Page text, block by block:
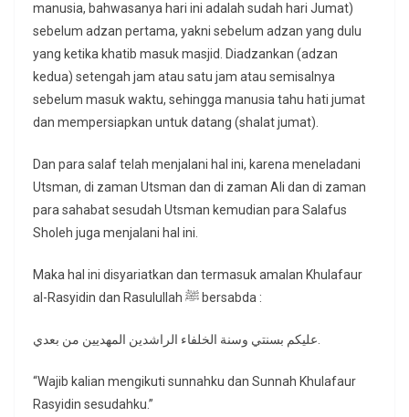
manusia, bahwasanya hari ini adalah sudah hari Jumat)
sebelum adzan pertama, yakni sebelum adzan yang dulu
yang ketika khatib masuk masjid. Diadzankan (adzan
kedua) setengah jam atau satu jam atau semisalnya
sebelum masuk waktu, sehingga manusia tahu hati jumat
dan mempersiapkan untuk datang (shalat jumat).
Dan para salaf telah menjalani hal ini, karena meneladani
Utsman, di zaman Utsman dan di zaman Ali dan di zaman
para sahabat sesudah Utsman kemudian para Salafus
Sholeh juga menjalani hal ini.
Maka hal ini disyariatkan dan termasuk amalan Khulafaur
al-Rasyidin dan Rasulullah ﷺ bersabda :
عليكم بسنتي وسنة الخلفاء الراشدين المهديين من بعدي.
“Wajib kalian mengikuti sunnahku dan Sunnah Khulafaur
Rasyidin sesudahku.”